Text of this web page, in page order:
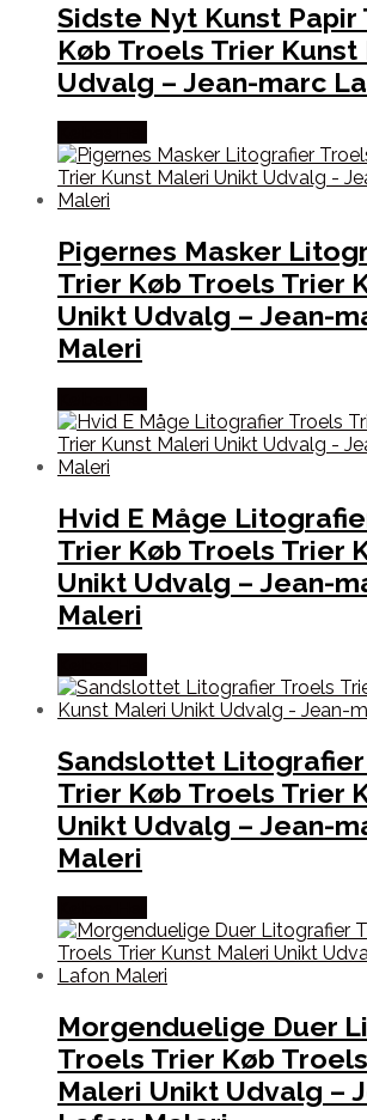
Sidste Nyt Kunst Papir
Køb Troels Trier
Udvalg – Jean-marc
Pigernes Masker
Trier Køb Troels Trier
Unikt Udvalg – Jean-
Maleri
Hvid E Måge
Trier Køb Troels Trier
Unikt Udvalg – Jean-
Maleri
Sandslottet
Trier Køb Troels Trier
Unikt Udvalg – Jean-
Maleri
Morgenduelige Duer
Troels Trier Køb
Maleri Unikt Udvalg –